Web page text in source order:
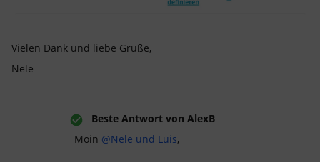
Vielen Dank und liebe Grüße,
Nele
Beste Antwort von AlexB
Moin @Nele und Luis,